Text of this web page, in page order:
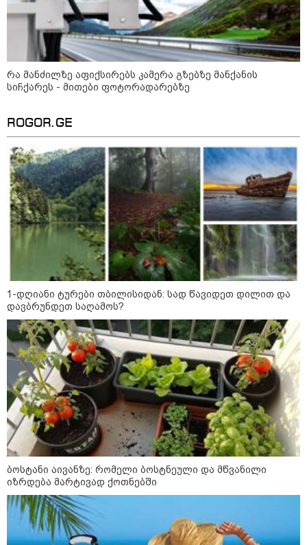
08:24 / 29-07-2026
კასპიის ზღვა: სამი ქვეყნის
დაპირისპირების ახალი
ადგილი - რა სტრატეგიული
მნიშვნელობა აქვს ამ ადგილს
რუსეთის ქალაქებში,
კრასნოდარსა და ნევინომისკში,
Wildberries-ის ლოგისტიკურ
ცენტრებზე თავდასხმა მოხდა-
არიან დაშავებულები
08:51 / 22-07-2026
ზელენსკიმ ფედოროვის
შემდეგ, სირსკიც გაუშვა - ვინ
იქნება უკრაინის შეიარაღებული
ძალების ახალი
მთავარსარდალი?
კატეგორიის ყველა სიახლე
რა მანძილზე აფიქსირებს კამერა გზებზე მანქანის
სიჩქარეს - მითები ფოტორადარებზე
ROGOR.GE
1-დღიანი ტურები თბილისიდან: სად წავიდეთ დილით და
დავბრუნდეთ საღამოს?
ბოსტანი აივანზე: რომელი ბოსტნეული და მწვანილი
იზრდება მარტივად ქოთნებში